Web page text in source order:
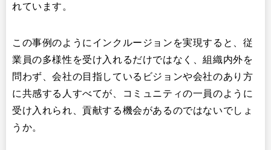
れています。
この事例のようにインクルージョンを実現すると、従
業員の多様性を受け入れるだけではなく、組織内外を
問わず、会社の目指しているビジョンや会社のあり方
に共感する人すべてが、コミュニティの一員のように
受け入れられ、貢献する機会があるのではないでしょ
うか。